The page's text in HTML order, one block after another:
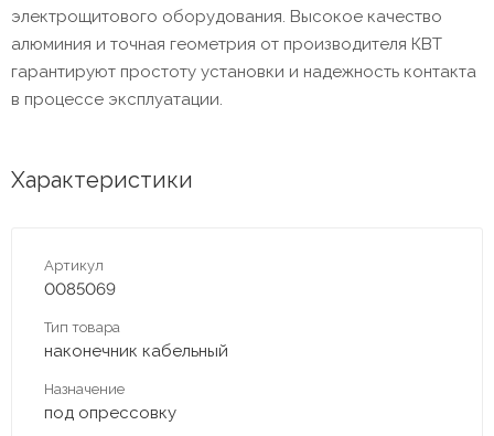
электрощитового оборудования. Высокое качество
алюминия и точная геометрия от производителя КВТ
гарантируют простоту установки и надежность контакта
в процессе эксплуатации.
Характеристики
Артикул
0085069
Тип товара
наконечник кабельный
Назначение
под опрессовку